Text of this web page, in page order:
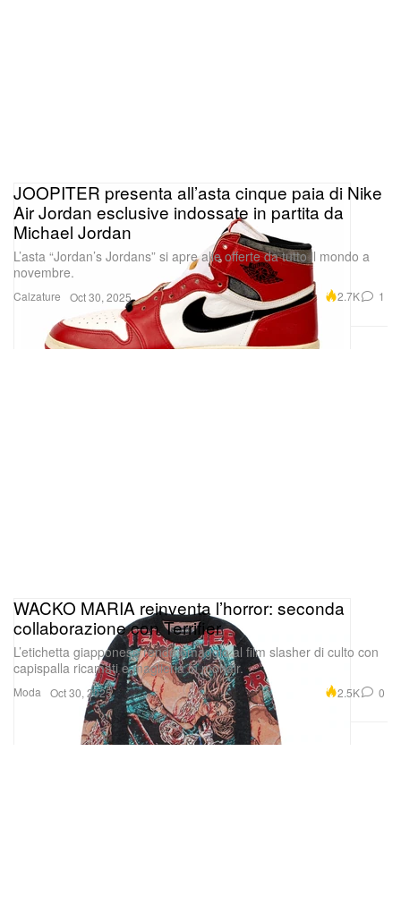
Calzature
JOOPITER presenta all’asta cinque paia di Nike
Air Jordan esclusive indossate in partita da
Michael Jordan
L’asta “Jordan’s Jordans” si apre alle offerte da tutto il mondo a
novembre.
Oct 30, 2025 2.7K 1
Moda
WACKO MARIA reinventa l’horror: seconda
collaborazione con Terrifier
L’etichetta giapponese rende omaggio al film slasher di culto con
capispalla ricamati e maglieria in mohair.
Oct 30, 2025 2.5K 0